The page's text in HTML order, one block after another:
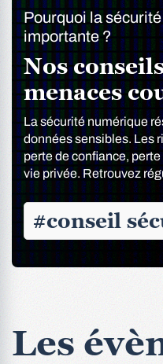
Pourquoi la
importante ?
Nos
menaces
La sécurité numérique
données sensibles. Les
perte de confiance,
vie privée. Retrouvez
#conseil
Les